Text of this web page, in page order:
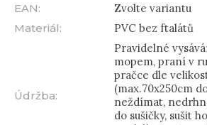
EAN:
Zvolte variantu
Materiál: PVC bez ftalátů
Údržba:
Pravidelné
mopem, praní v
pračce dle
(max.70x250cm
neždímat,
do sušičky, sušit